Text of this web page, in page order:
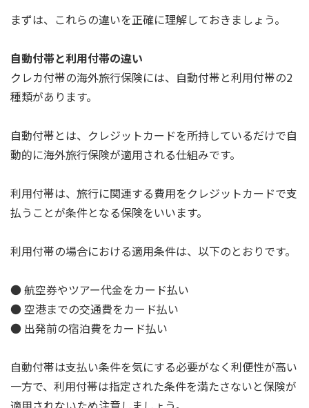
まずは、これらの違いを正確に理解しておきましょう。
自動付帯と利用付帯の違い
クレカ付帯の海外旅行保険には、自動付帯と利用付帯の2
種類があります。
自動付帯とは、クレジットカードを所持しているだけで自
動的に海外旅行保険が適用される仕組みです。
利用付帯は、旅行に関連する費用をクレジットカードで支
払うことが条件となる保険をいいます。
利用付帯の場合における適用条件は、以下のとおりです。
● 航空券やツアー代金をカード払い
● 空港までの交通費をカード払い
● 出発前の宿泊費をカード払い
自動付帯は支払い条件を気にする必要がなく利便性が高い
一方で、利用付帯は指定された条件を満たさないと保険が